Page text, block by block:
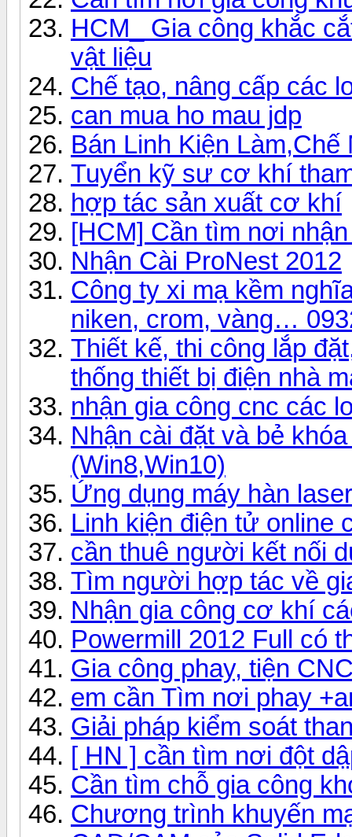
HCM_ Gia công khắc
vật liệu
Chế tạo, nâng cấp các
can mua ho mau jdp
Bán Linh Kiện
Tuyển kỹ sư cơ khí
hợp tác sản xuất cơ khí
[HCM] Cần tìm nơi
Nhận Cài ProNest 2012
Công ty xi mạ kềm
niken, crom, vàng…
Thiết kế, thi công lắp
thống thiết bị điện nhà
nhận gia công cnc các
Nhận cài đặt và bẻ
(Win8,Win10)
Ứng dụng máy hàn
Linh kiện điện tử online
cần thuê người kết nối
Tìm người hợp tác về
Nhận gia công cơ khí
Powermill 2012 Full có
Gia công phay, tiện
em cần Tìm nơi phay
Giải pháp kiểm soát
[ HN ] cần tìm nơi đột
Cần tìm chỗ gia công
Chương trình khuyến